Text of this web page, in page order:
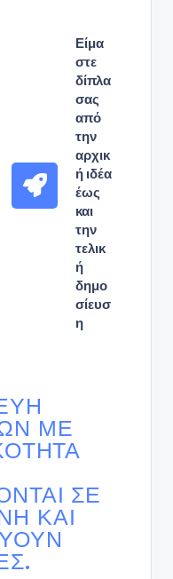
Είμα
στε
δίπλα
σας
από
την
αρχικ
ή ιδέα
έως
και
την
τελικ
ή
δημο
σίευσ
η
ΜΕ
ΣΕ
ΚΑΙ